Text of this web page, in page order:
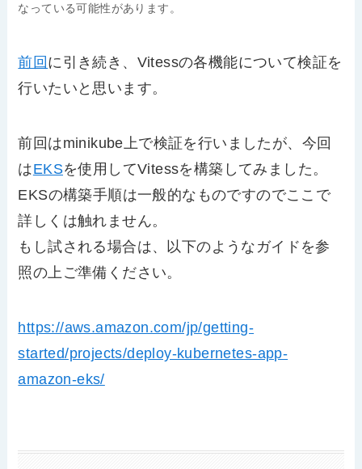
なっている可能性があります。
前回 に引き続き、Vitessの各機能について検証を
行いたいと思います。
前回はminikube上で検証を行いましたが、今回
はEKSを使用してVitessを構築してみました。
EKSの構築手順は一般的なものですのでここで
詳しくは触れません。
もし試される場合は、以下のようなガイドを参
照の上ご準備ください。
https://aws.amazon.com/jp/getting-
started/projects/deploy-kubernetes-app-
amazon-eks/